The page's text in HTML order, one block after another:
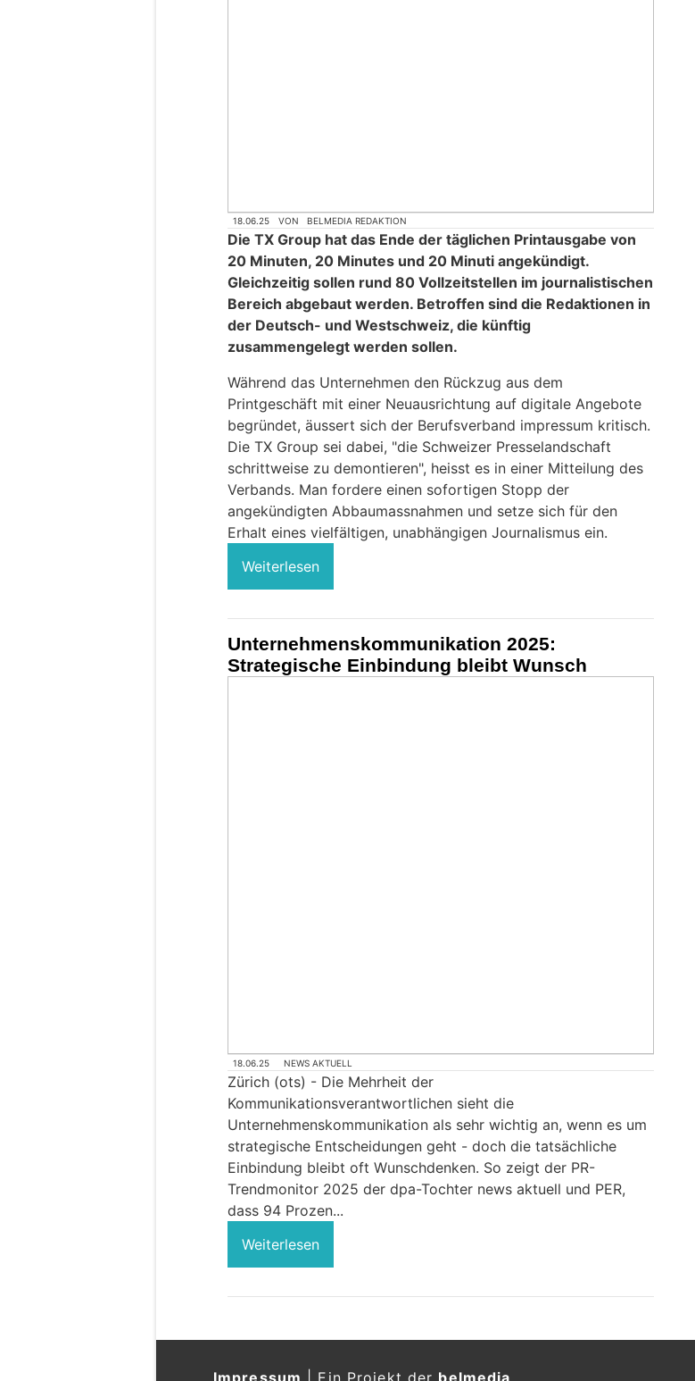
18.06.25 VON BELMEDIA REDAKTION
Die TX Group hat das Ende der täglichen Printausgabe von
20 Minuten, 20 Minutes und 20 Minuti angekündigt.
Gleichzeitig sollen rund 80 Vollzeitstellen im journalistischen
Bereich abgebaut werden. Betroffen sind die Redaktionen in
der Deutsch- und Westschweiz, die künftig
zusammengelegt werden sollen.
Während das Unternehmen den Rückzug aus dem
Printgeschäft mit einer Neuausrichtung auf digitale Angebote
begründet, äussert sich der Berufsverband impressum kritisch.
Die TX Group sei dabei, "die Schweizer Presselandschaft
schrittweise zu demontieren", heisst es in einer Mitteilung des
Verbands. Man fordere einen sofortigen Stopp der
angekündigten Abbaumassnahmen und setze sich für den
Erhalt eines vielfältigen, unabhängigen Journalismus ein.
Weiterlesen
Unternehmenskommunikation 2025:
Strategische Einbindung bleibt Wunsch
18.06.25 NEWS AKTUELL
Zürich (ots) - Die Mehrheit der
Kommunikationsverantwortlichen sieht die
Unternehmenskommunikation als sehr wichtig an, wenn es um
strategische Entscheidungen geht - doch die tatsächliche
Einbindung bleibt oft Wunschdenken. So zeigt der PR-
Trendmonitor 2025 der dpa-Tochter news aktuell und PER,
dass 94 Prozen...
Weiterlesen
Impressum Ein Projekt der belmedia